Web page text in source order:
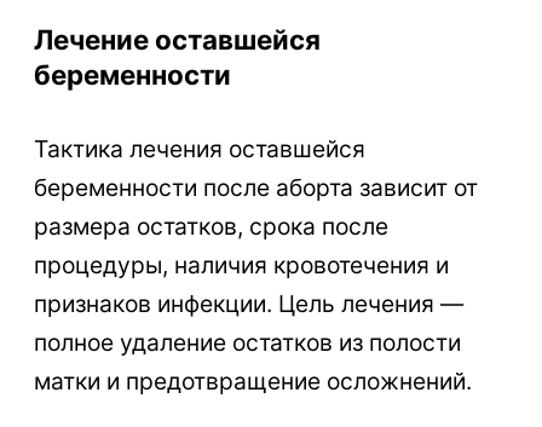
Лечение оставшейся
беременности
Тактика лечения оставшейся
беременности после аборта зависит от
размера остатков, срока после
процедуры, наличия кровотечения и
признаков инфекции. Цель лечения —
полное удаление остатков из полости
матки и предотвращение осложнений.